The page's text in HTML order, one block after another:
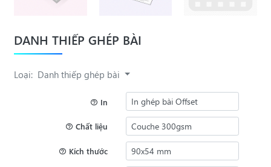
DANH THIẾP GHÉP BÀI
Loại: Danh thiếp ghép bài
In
Chất liệu
Kích thước